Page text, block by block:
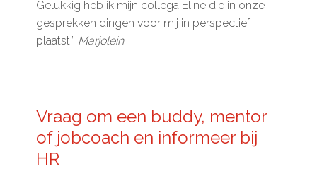
Gelukkig heb ik mijn collega Eline die in onze
gesprekken dingen voor mij in perspectief
plaatst.” Marjolein
Vraag om een buddy, mentor
of jobcoach en informeer bij
HR